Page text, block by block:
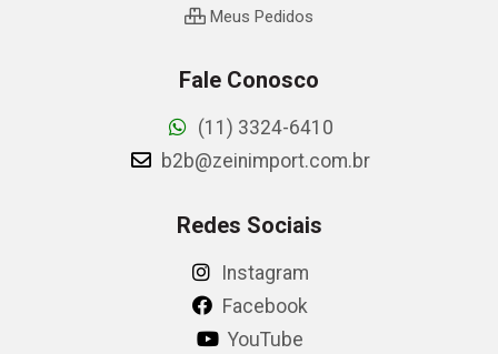
Meus Pedidos
Fale Conosco
(11) 3324-6410
b2b@zeinimport.com.br
Redes Sociais
Instagram
Facebook
YouTube